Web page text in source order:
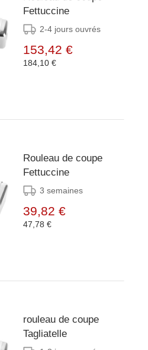
Fettuccine
2-4 jours ouvrés
153,42 €
184,10 €
Rouleau de coupe
Fettuccine
3 semaines
39,82 €
47,78 €
rouleau de coupe
Tagliatelle